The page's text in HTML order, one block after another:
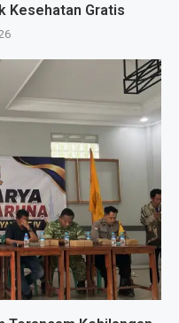
Kesehatan Gratis